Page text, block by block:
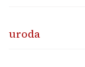
uroda